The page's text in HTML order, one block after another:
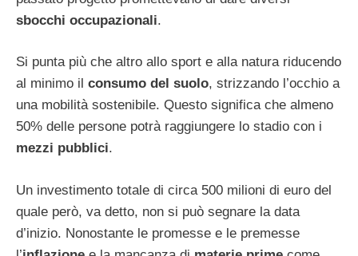
sbocchi occupazionali.
Si punta più che altro allo sport e alla natura riducendo
al minimo il consumo del suolo, strizzando l’occhio a
una mobilità sostenibile. Questo significa che almeno
50% delle persone potrà raggiungere lo stadio con i
mezzi pubblici.
Un investimento totale di circa 500 milioni di euro del
quale però, va detto, non si può segnare la data
d’inizio. Nonostante le promesse e le premesse